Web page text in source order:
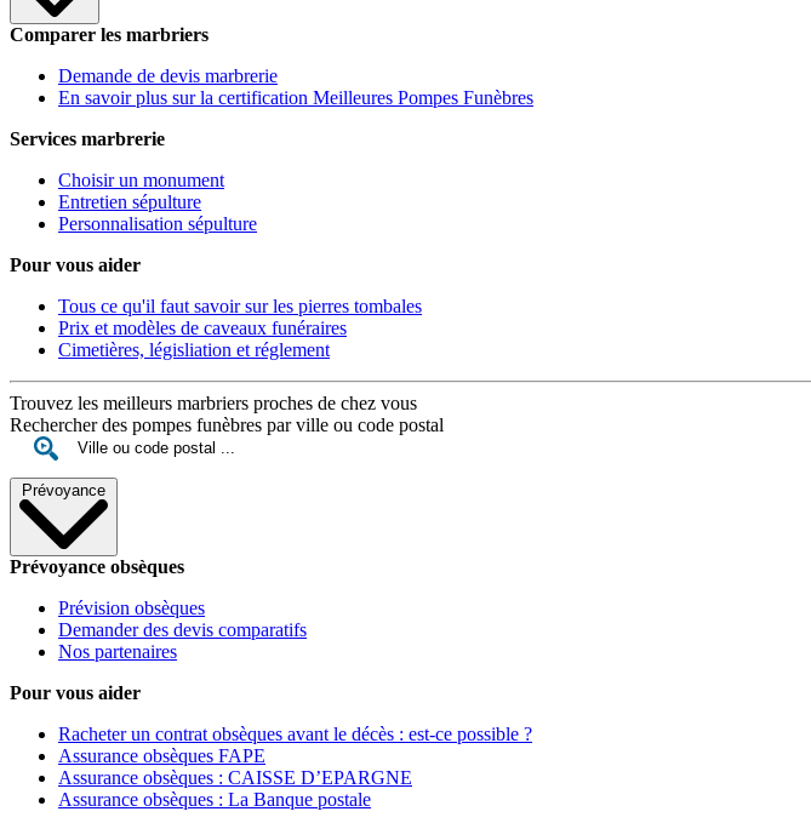
Comparer les marbriers
Demande de devis marbrerie
En savoir plus sur la certification Meilleures Pompes Funèbres
Services marbrerie
Choisir un monument
Entretien sépulture
Personnalisation sépulture
Pour vous aider
Tous ce qu'il faut savoir sur les pierres tombales
Prix et modèles de caveaux funéraires
Cimetières, législiation et réglement
Trouvez les meilleurs marbriers proches de chez vous
Rechercher des pompes funèbres par ville ou code postal
Prévoyance
Prévoyance obsèques
Prévision obsèques
Demander des devis comparatifs
Nos partenaires
Pour vous aider
Racheter un contrat obsèques avant le décès : est-ce possible ?
Assurance obsèques FAPE
Assurance obsèques : CAISSE D’EPARGNE
Assurance obsèques : La Banque postale